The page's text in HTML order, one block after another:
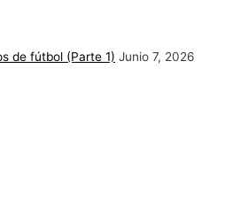
de fútbol (Parte 1) Junio 7, 2026